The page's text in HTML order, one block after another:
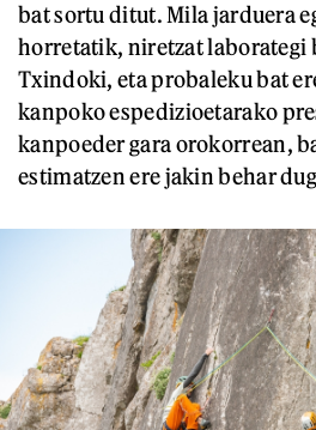
bat sortu ditut. Mila jarduera
horretatik, niretzat laborategi
Txindoki, eta probaleku bat
kanpoko espedizioetarako
kanpoeder gara orokorrean,
estimatzen ere jakin behar